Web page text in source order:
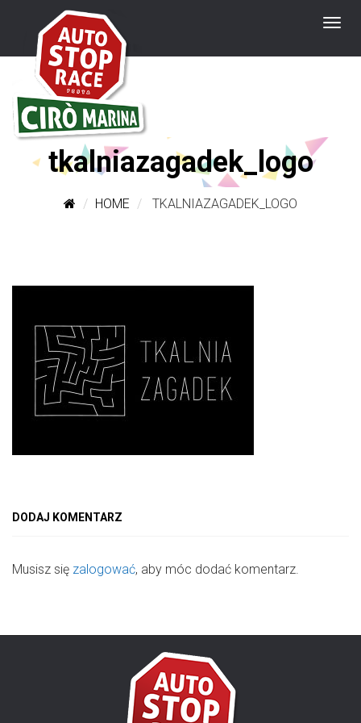
tkalniazagadek_logo
HOME TKALNIAZAGADEK_LOGO
DODAJ KOMENTARZ
Musisz się zalogować, aby móc dodać komentarz.